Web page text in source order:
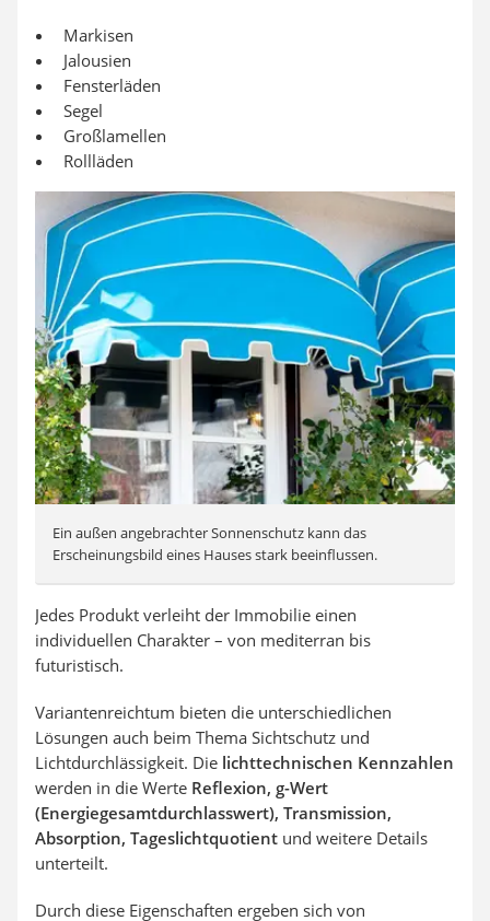
Markisen
Jalousien
Fensterläden
Segel
Großlamellen
Rollläden
Ein außen angebrachter Sonnenschutz kann das
Erscheinungsbild eines Hauses stark beeinflussen.
Jedes Produkt verleiht der Immobilie einen
individuellen Charakter – von mediterran bis
futuristisch.
Variantenreichtum bieten die unterschiedlichen
Lösungen auch beim Thema Sichtschutz und
Lichtdurchlässigkeit. Die lichttechnischen Kennzahlen
werden in die Werte Reflexion, g-Wert
(Energiegesamtdurchlasswert), Transmission,
Absorption, Tageslichtquotient und weitere Details
unterteilt.
Durch diese Eigenschaften ergeben sich von